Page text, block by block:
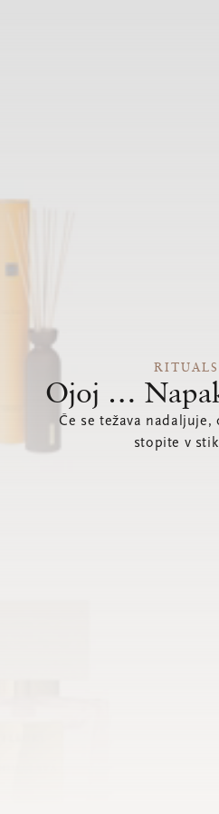
Ojoj …
Če se težava nadaljuje,
stopite v